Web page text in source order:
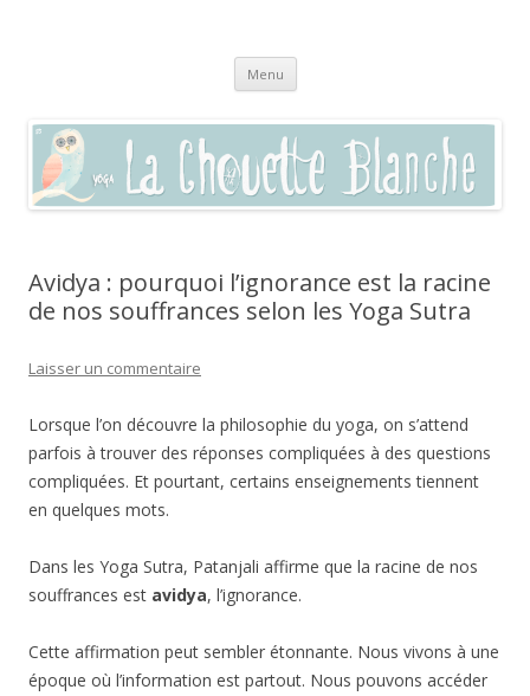
enseignement autour du bien-être
(dans le Gard 30250) et par visio en zoom
Menu Aller
contenu
Avidya : pourquoi l’ignorance est la racine
de nos souffrances selon les Yoga Sutra
Laisser un commentaire
Lorsque l’on découvre la philosophie du yoga, on s’attend
parfois à trouver des réponses compliquées à des questions
compliquées. Et pourtant, certains enseignements tiennent
en quelques mots.
Dans les Yoga Sutra, Patanjali affirme que la racine de nos
souffrances est avidya, l’ignorance.
Cette affirmation peut sembler étonnante. Nous vivons à une
époque où l’information est partout. Nous pouvons accéder